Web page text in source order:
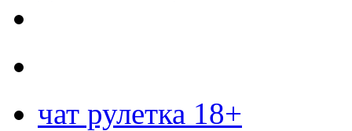
чат рулетка 18+